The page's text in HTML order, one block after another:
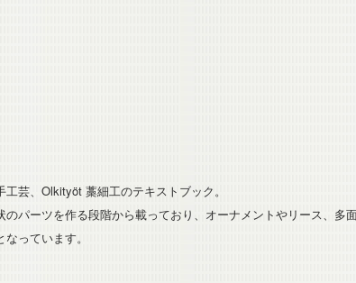
芸、Olkityöt 藁細工のテキストブック。
パーツを作る段階から載っており、オーナメントやリース、
っています。